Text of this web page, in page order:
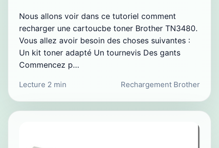
Nous allons voir dans ce tutoriel comment
recharger une cartoucbe toner Brother TN3480.
Vous allez avoir besoin des choses suivantes :
Un kit toner adapté Un tournevis Des gants
Commencez p…
Lecture 2 min Rechargement Brother